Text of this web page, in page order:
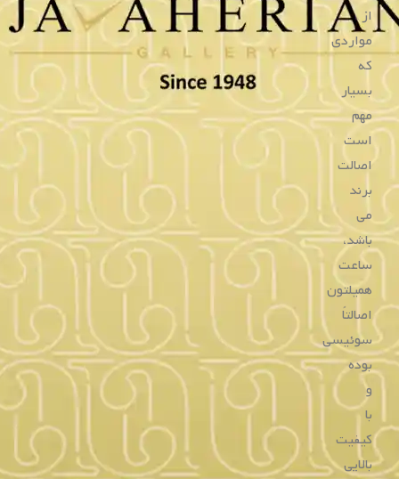
ساعت همیلتون
به وضوح مهندسی، ظرافت و اصالتساعت سوئیسیرا می
توانید در برند ساعت سازی همیلتون مشاهده کنید، تاسیس این
برند توسط یکی از پیشتازان تولید ساعت در ایالات متحده آغاز
بود. سوئیس کمپانی ساعت سازی زیادی را دارد که همیلتون در
کنار چند برند مطرح بازار فروش بسیار خوبی را داشته است. از
طرفی دیزاین این ساعت ها کاملاً مختص این برند بوده و کمتر
ساعت سازی پیدا می کنید که همچین طراحی برای محصولاتش
به کار ببرد.
مشاهده تاریخچه برند همیلتون
انواع
ساعت
مردانه
همیلتون